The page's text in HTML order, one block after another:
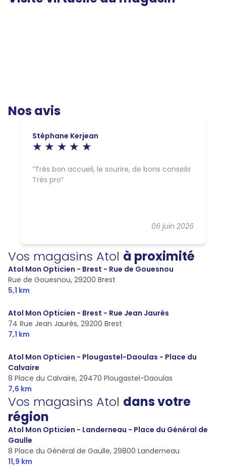
Nos avis
Stéphane Kerjean
06 juin 2026
Très bon accueil, le sourire, de bons conseils
Très pro
Vos magasins Atol à proximité
Atol Mon Opticien - Brest - Rue de Gouesnou
Rue de Gouesnou, 29200 Brest
5,1 km
Atol Mon Opticien - Brest - Rue Jean Jaurès
74 Rue Jean Jaurès, 29200 Brest
7,1 km
Atol Mon Opticien - Plougastel-Daoulas - Place du
Calvaire
8 Place du Calvaire, 29470 Plougastel-Daoulas
7,6 km
Vos magasins Atol dans votre
région
Atol Mon Opticien - Landerneau - Place du Général de
Gaulle
8 Place du Général de Gaulle, 29800 Landerneau
11,9 km